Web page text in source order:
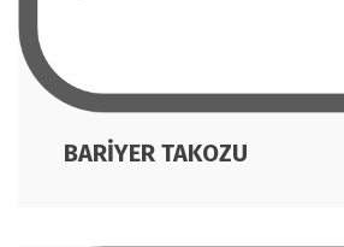
BARİYER TAKOZU